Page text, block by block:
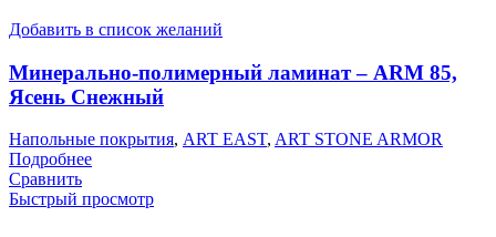
Добавить в список желаний
Минерально-полимерный ламинат – ARM 85,
Ясень Снежный
Напольные покрытия, ART EAST, ART STONE ARMOR
Подробнее
Сравнить
Быстрый просмотр